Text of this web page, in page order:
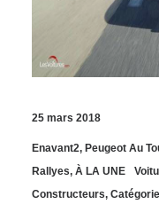
25 mars 2018
Enavant2, Peugeot Au
Rallyes, À LA UNE
Constructeurs,